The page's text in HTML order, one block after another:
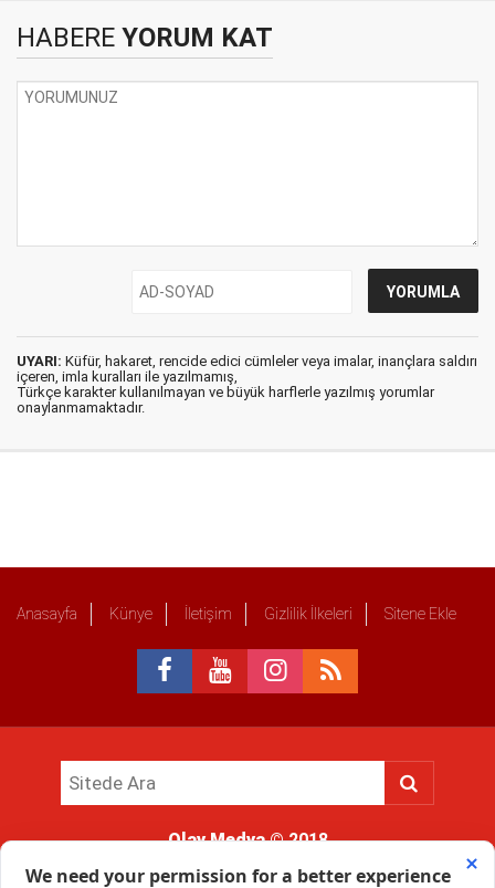
HABERE YORUM KAT
UYARI: Küfür, hakaret, rencide edici cümleler veya imalar, inançlara saldırı
içeren, imla kuralları ile yazılmamış,
Türkçe karakter kullanılmayan ve büyük harflerle yazılmış yorumlar
onaylanmamaktadır.
Anasayfa Künye İletişim Gizlilik İlkeleri Sitene Ekle
Olay Medya© 2018